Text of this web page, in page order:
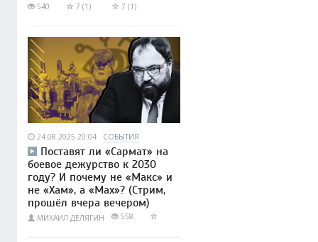
540
7 (1) 7 (1)
24.08.2025 20:04 СОБЫТИЯ
Поставят ли «Сармат» на
боевое дежурство к 2030
году? И почему не «Макс» и
не «Хам», а «Мах»? (Стрим,
прошёл вчера вечером)
МИХАИЛ ДЕЛЯГИН 558